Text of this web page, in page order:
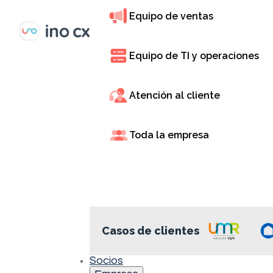
Equipo de ventas
Equipo de TI y operaciones
Atención al cliente
Toda la empresa
Casos de clientes
Socios
terreno.